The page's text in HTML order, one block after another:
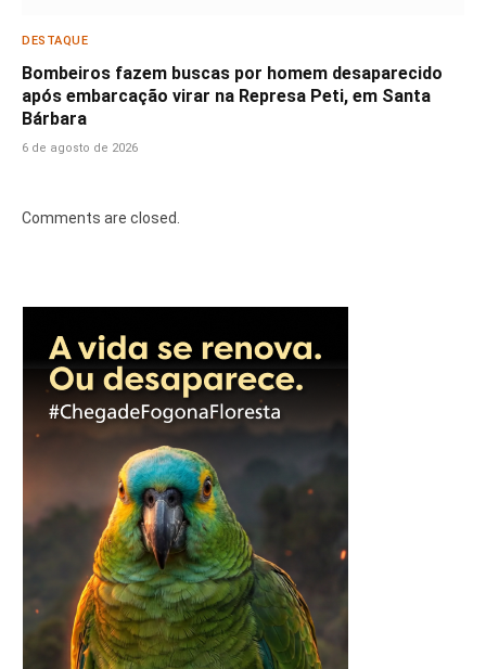
DESTAQUE
Bombeiros fazem buscas por homem desaparecido
após embarcação virar na Represa Peti, em Santa
Bárbara
6 de agosto de 2026
Comments are closed.